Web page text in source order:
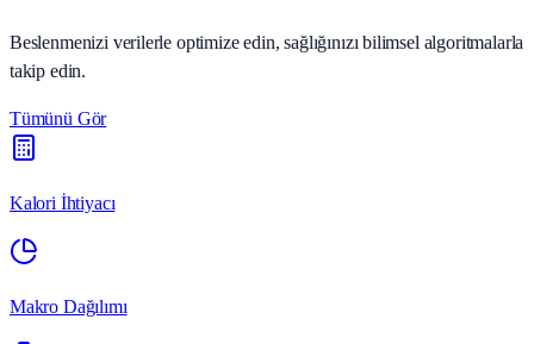
Beslenmenizi verilerle optimize edin, sağlığınızı bilimsel algoritmalarla
takip edin.
Tümünü Gör
Kalori İhtiyacı
Makro Dağılımı